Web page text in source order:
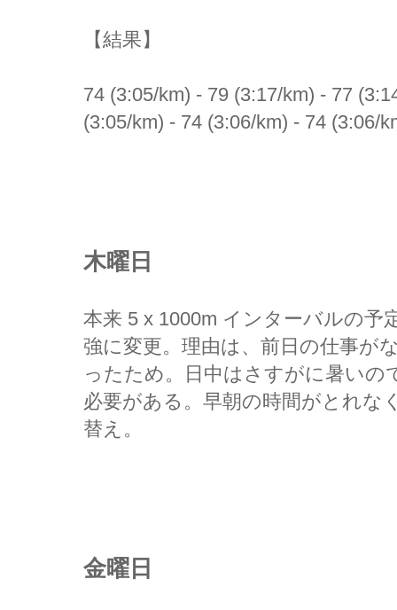
【結果】
74 (3:05/km) - 79 (3:17/km) - 77
(3:05/km) - 74 (3:06/km) - 74 (3:06/
木曜日
本来 5 x 1000m インターバルの予
強に変更。理由は、前日の仕事が
ったため。日中はさすがに暑いの
必要がある。早朝の時間がとれな
替え。
金曜日